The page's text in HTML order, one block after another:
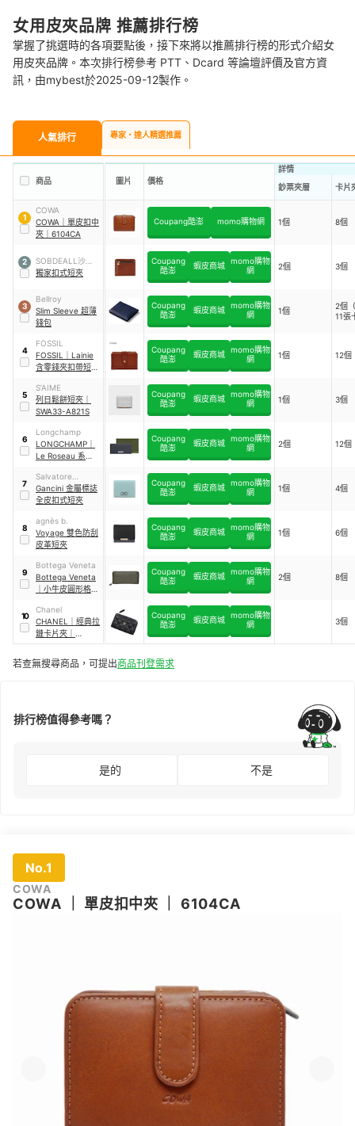
女用皮夾品牌 推薦排行榜
掌握了挑選時的各項要點後，接下來將以推薦排行榜的形式介紹女
用皮夾品牌。本次排行榜參考 PTT、Dcard 等論壇評價及官方資
訊，由mybest於2025-09-12製作。
人氣排行 專家・達人精選推薦
商品 圖片 價格
詳情
鈔票夾層
卡片
1
COWA
COWA
單皮扣中
夾
6104CA
Coupang酷澎 momo購物網 1個 8個
2
SOBDEALL沙伯迪
澳
獨家扣式短夾
Coupang
酷澎
蝦皮商城 momo購物
網
2個 3個
3
Bellroy
Slim Sleeve 超薄
錢包
Coupang
酷澎
蝦皮商城 momo購物
網
1個
2個
11張
4
FOSSIL
FOSSIL
Lainie
含零錢夾扣帶短夾
Coupang
酷澎
蝦皮商城 momo購物
網
1個 12個
5
S’AIME
列日鬆餅短夾
SWA33-A821S
Coupang
酷澎
蝦皮商城 momo購物
網
1個 3個
6
Longchamp
LONGCHAMP
Le Roseau 系列竹
夾
Coupang
酷澎
蝦皮商城 momo購物
網
2個 12個
7
Salvatore
Ferragamo
Gancini 金屬標誌
全皮扣式短夾
Coupang
酷澎
蝦皮商城 momo購物
網
1個 4個
8
agnès b.
Voyage 雙色防刮
皮革短夾
Coupang
酷澎
蝦皮商城 momo購物
網
1個 6個
9
Bottega Veneta
Bottega Veneta
小牛皮圓形格紋
551792-V465Y-
2409
Coupang
酷澎
蝦皮商城 momo購物
網
2個 8個
10
Chanel
CHANEL
經典拉
鏈卡片夾
AP3179
Coupang
酷澎
蝦皮商城 momo購物
網
3個
若查無搜尋商品，可提出商品刊登需求
排行榜值得參考嗎？
是的 不是
No.1
COWA
COWA 單皮扣中夾 6104CA